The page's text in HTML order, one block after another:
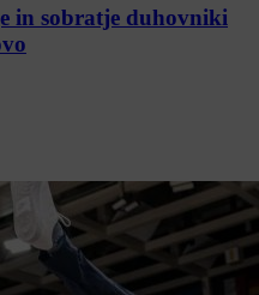
in sobratje duhovniki